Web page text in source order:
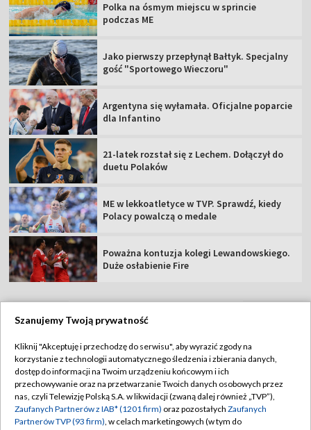
Polka na ósmym miejscu w sprincie
podczas ME
Jako pierwszy przepłynął Bałtyk. Specjalny
gość "Sportowego Wieczoru"
Argentyna się wyłamała. Oficjalne poparcie
dla Infantino
21-latek rozstał się z Lechem. Dołączył do
duetu Polaków
ME w lekkoatletyce w TVP. Sprawdź, kiedy
Polacy powalczą o medale
Poważna kontuzja kolegi Lewandowskiego.
Duże osłabienie Fire
Abonament TVP
Sklep TVP
Biuro Reklamy
Regulamin TVP
Polityka prywatności
Moje zgody
Szanujemy Twoją prywatność
Kliknij "Akceptuję i przechodzę do serwisu", aby wyrazić zgody na
korzystanie z technologii automatycznego śledzenia i zbierania danych,
dostęp do informacji na Twoim urządzeniu końcowym i ich
przechowywanie oraz na przetwarzanie Twoich danych osobowych przez
nas, czyli Telewizję Polską S.A. w likwidacji (zwaną dalej również „TVP”),
Zaufanych Partnerów z IAB* (1201 firm) oraz pozostałych Zaufanych
Partnerów TVP (93 firm), w celach marketingowych (w tym do